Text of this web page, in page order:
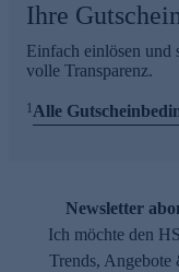
Ihre
Einfach einlösen und
volle Transparenz.
1 Alle
Newsletter
Ich möchte den
Trends,